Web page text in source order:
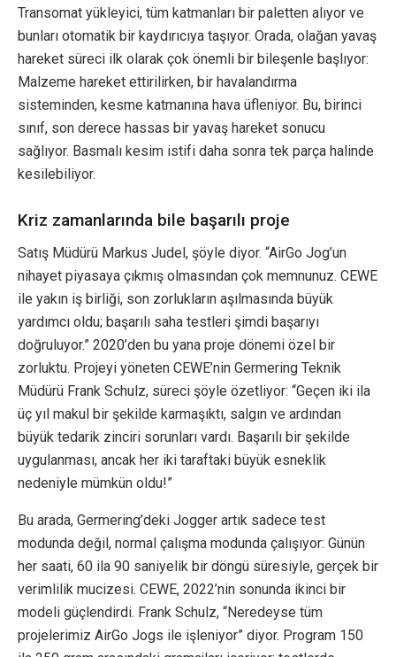
Transomat yükleyici, tüm katmanları bir paletten alıyor ve
bunları otomatik bir kaydırıcıya taşıyor. Orada, olağan yavaş
hareket süreci ilk olarak çok önemli bir bileşenle başlıyor:
Malzeme hareket ettirilirken, bir havalandırma
sisteminden, kesme katmanına hava üfleniyor. Bu, birinci
sınıf, son derece hassas bir yavaş hareket sonucu
sağlıyor. Basmalı kesim istifi daha sonra tek parça halinde
kesilebiliyor.
Kriz zamanlarında bile başarılı proje
Satış Müdürü Markus Judel, şöyle diyor. “AirGo Jog’un
nihayet piyasaya çıkmış olmasından çok memnunuz. CEWE
ile yakın iş birliği, son zorlukların aşılmasında büyük
yardımcı oldu; başarılı saha testleri şimdi başarıyı
doğruluyor.” 2020’den bu yana proje dönemi özel bir
zorluktu. Projeyi yöneten CEWE’nin Germering Teknik
Müdürü Frank Schulz, süreci şöyle özetliyor: “Geçen iki ila
üç yıl makul bir şekilde karmaşıktı, salgın ve ardından
büyük tedarik zinciri sorunları vardı. Başarılı bir şekilde
uygulanması, ancak her iki taraftaki büyük esneklik
nedeniyle mümkün oldu!”
Bu arada, Germering’deki Jogger artık sadece test
modunda değil, normal çalışma modunda çalışıyor: Günün
her saati, 60 ila 90 saniyelik bir döngü süresiyle, gerçek bir
verimlilik mucizesi. CEWE, 2022’nin sonunda ikinci bir
modeli güçlendirdi. Frank Schulz, “Neredeyse tüm
projelerimiz AirGo Jogs ile işleniyor” diyor. Program 150